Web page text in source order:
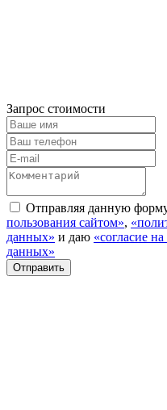
Запрос стоимости
Отправляя данную
пользования сайтом»,
данных» и даю «согласие
данных»